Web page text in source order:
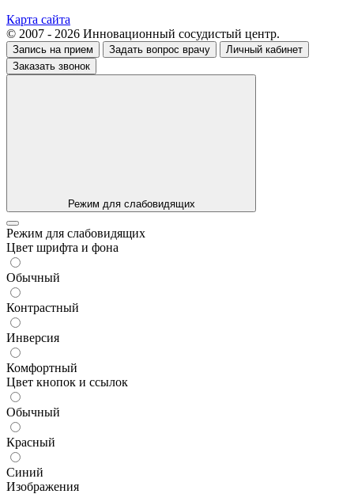
Карта сайта
© 2007 - 2026 Инновационный сосудистый центр.
Запись на прием Задать вопрос врачу
Личный кабинет
Заказать звонок
Режим для слабовидящих
Режим для слабовидящих
Цвет шрифта и фона
Обычный
Контрастный
Инверсия
Комфортный
Цвет кнопок и ссылок
Обычный
Красный
Синий
Изображения